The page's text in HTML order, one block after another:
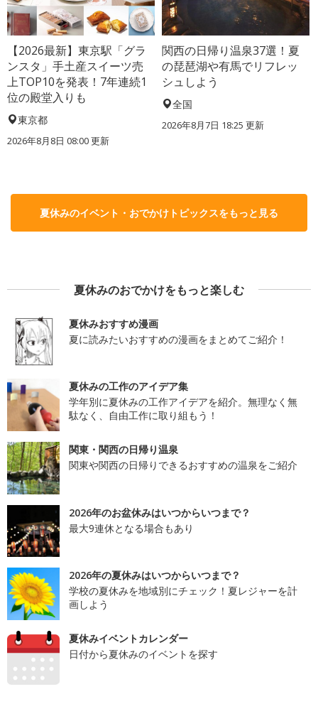
【2026最新】東京駅「グラ
ンスタ」手土産スイーツ売
上TOP10を発表！7年連続1
位の殿堂入りも
東京都
2026年8月8日 08:00更新
関西の日帰り温泉37選！夏
の琵琶湖や有馬でリフレッ
シュしよう
全国
2026年8月7日 18:25 更新
夏休みのイベント・おでかけトピックスをもっと見る
夏休みのおでかけをもっと楽しむ
夏休みおすすめ漫画
夏に読みたいおすすめの漫画をまとめてご紹介！
夏休みの工作のアイデア集
学年別に夏休みの工作アイデアを紹介。無理なく無
駄なく、自由工作に取り組もう！
関東・関西の日帰り温泉
関東や関西の日帰りできるおすすめの温泉をご紹介
2026年のお盆休みはいつからいつまで？
最大9連休となる場合もあり
2026年の夏休みはいつからいつまで？
学校の夏休みを地域別にチェック！夏レジャーを計
画しよう
夏休みイベントカレンダー
日付から夏休みのイベントを探す